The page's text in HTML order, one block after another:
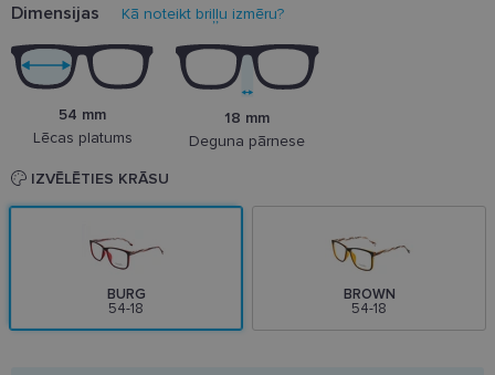
Dimensijas Kā noteikt briļļu izmēru?
54 mm
Lēcas platums
18 mm
Deguna pārnese
IZVĒLĒTIES KRĀSU
BURG
54-18
BROWN
54-18